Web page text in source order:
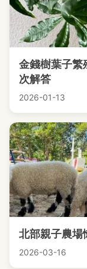
金錢樹葉子繁
次解答
2026-01-13
北部親子農場
2026-03-16